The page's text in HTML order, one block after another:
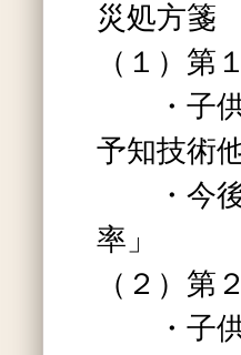
災処方箋
（１）第
・子供
予知技術
・今後
率」
（２）第
・子供